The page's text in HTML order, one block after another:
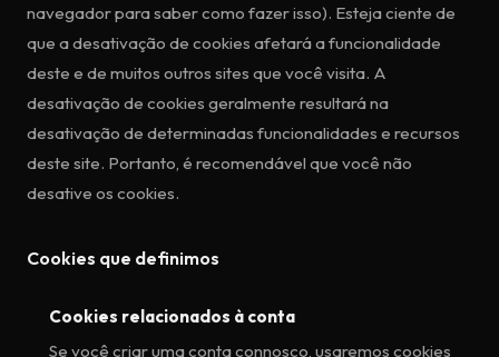
navegador para saber como fazer isso). Esteja ciente de
que a desativação de cookies afetará a funcionalidade
deste e de muitos outros sites que você visita. A
desativação de cookies geralmente resultará na
desativação de determinadas funcionalidades e recursos
deste site. Portanto, é recomendável que você não
desative os cookies.
Cookies que definimos
Cookies relacionados à conta
Se você criar uma conta connosco, usaremos cookies